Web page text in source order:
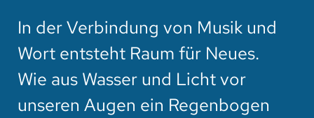
In der Verbindung von Musik und
Wort entsteht Raum für Neues.
Wie aus Wasser und Licht vor
unseren Augen ein Regenbogen